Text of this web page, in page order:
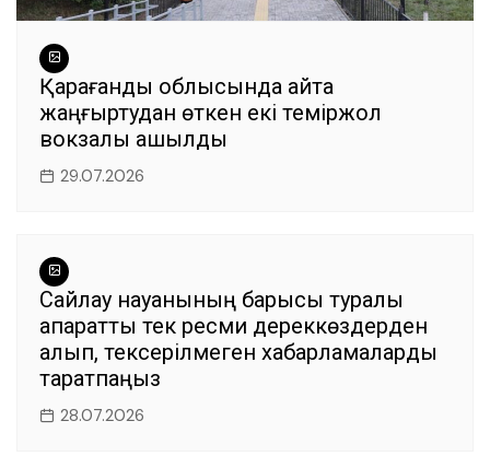
Қарағанды облысында қайта
жаңғыртудан өткен екі теміржол
вокзалы ашылды
29.07.2026
Сайлау науқанының барысы туралы
ақпаратты тек ресми дереккөздерден
алып, тексерілмеген хабарламаларды
таратпаңыз
28.07.2026